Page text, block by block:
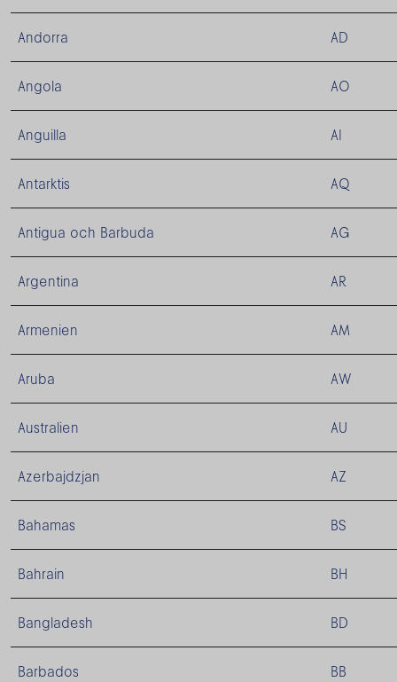
Andorra AD
Angola AO
Anguilla AI
Antarktis AQ
Antigua och Barbuda AG
Argentina AR
Armenien AM
Aruba AW
Australien AU
Azerbajdzjan AZ
Bahamas BS
Bahrain BH
Bangladesh BD
Barbados BB